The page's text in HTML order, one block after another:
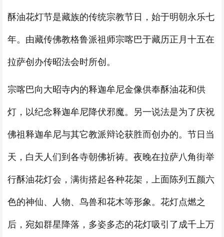
酥油花灯节是藏族的传统宗教节日，始于明朝永乐七
年。由藏传佛教格鲁派祖师宗喀巴于藏历正月十五在
拉萨创办传昭法会时所创。
宗喀巴向大昭寺内的释迦牟尼金像供奉酥油花和供
灯，以纪念释迦牟尼降伏邪魔。另一说法是为了庆祝
佛祖释迦牟尼与其它教派辩论获胜而创办的。节日当
天，白天人们到各寺朝佛祈祷。夜晚在拉萨八角街举
行酥油花灯会，满街搭起各种花架，上面陈列五颜六
色的神仙、人物、鸟兽和花木等形象。花灯点燃之
后，宛如群星降落，多姿多态的花灯吸引了成千上万